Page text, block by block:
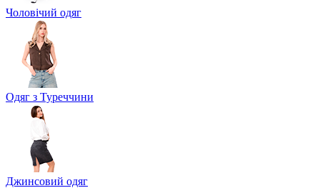
Чоловічий одяг
Одяг з Туреччини
Джинсовий одяг